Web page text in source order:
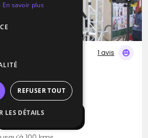
Afficher la carte
1 avis
Internationale
En savoir plus
REFUSER TOUT
LES DÉTAILS